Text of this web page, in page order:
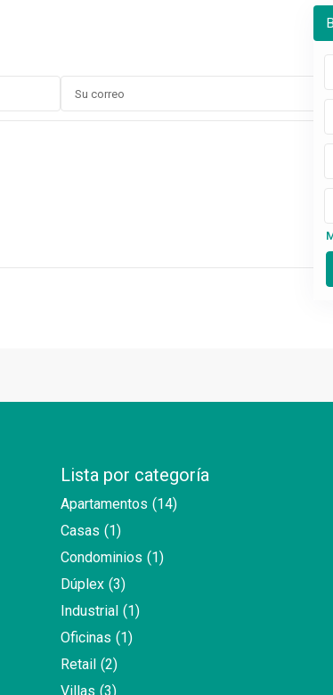
Lista por categoría
Apartamentos (14)
Casas (1)
Condominios (1)
Dúplex (3)
Industrial (1)
Oficinas (1)
Retail (2)
Villas (3)